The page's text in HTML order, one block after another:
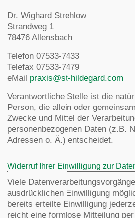
Dr. Wighard Strehlow
Strandweg 1
78476 Allensbach
Telefon 07533-7433
Telefax 07533-7479
eMail praxis@st-hildegard.com
Verantwortliche Stelle ist die
Person, die allein oder
Zwecke und Mittel der
personenbezogenen Daten (z.B.
Adressen o. Ä.) entscheidet.
Widerruf Ihrer Einwilligung zur
Viele
ausdrücklichen Einwilligung
bereits erteilte Einwilligung
reicht eine formlose Mitteilung